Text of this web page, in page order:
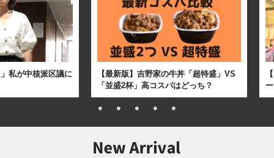
私が中核派区議に
【最新版】吉野家の牛丼「超特盛」VS
「並盛2杯」高コスパはどっち？